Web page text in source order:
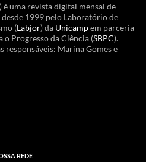
é uma revista digital mensal de
1999 pelo Laboratório de
(Labjor) da Unicampem parceria
o Progresso da Ciência (SBPC).
responsáveis: Marina Gomes e
REDE